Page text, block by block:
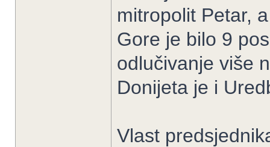
mitropolit Petar,
Gore je bilo 9
odlučivanje više
Donijeta je i
Vlast